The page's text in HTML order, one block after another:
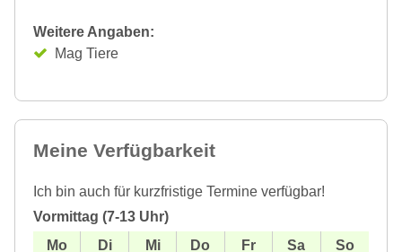
Weitere Angaben:
Mag Tiere
Meine Verfügbarkeit
Ich bin auch für kurzfristige Termine verfügbar!
Vormittag (7-13 Uhr)